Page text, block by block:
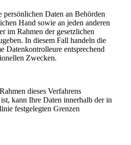
Daten an Behörden
Hand sowie an jeden anderen
im Rahmen der gesetzlichen
In diesem Fall handeln die
Datenkontrolleure entsprechend
Zwecken.
dieses Verfahrens
kann Ihre Daten innerhalb der in
festgelegten Grenzen